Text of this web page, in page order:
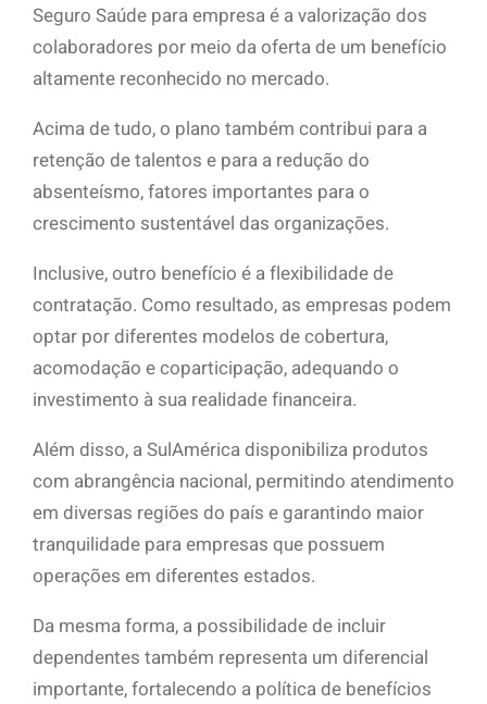
Seguro Saúde para empresa é a valorização dos
colaboradores por meio da oferta de um benefício
altamente reconhecido no mercado.
Acima de tudo, o plano também contribui para a
retenção de talentos e para a redução do
absenteísmo, fatores importantes para o
crescimento sustentável das organizações.
Inclusive, outro benefício é a flexibilidade de
contratação. Como resultado, as empresas podem
optar por diferentes modelos de cobertura,
acomodação e coparticipação, adequando o
investimento à sua realidade financeira.
Além disso, a SulAmérica disponibiliza produtos
com abrangência nacional, permitindo atendimento
em diversas regiões do país e garantindo maior
tranquilidade para empresas que possuem
operações em diferentes estados.
Da mesma forma, a possibilidade de incluir
dependentes também representa um diferencial
importante, fortalecendo a política de benefícios